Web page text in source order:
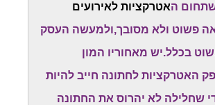
האטרקציות לאירועים
פשוט ולא מסובך,ולמעשה העסק
בכלל.יש מאחוריו המון
האטרקציות לחתונה חייב להיות
כדי שחלילה לא יהרוס את החתונה